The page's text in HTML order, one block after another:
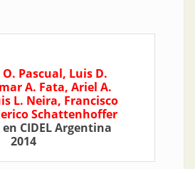
Pascual, Luis D.
A. Fata, Ariel A.
L. Neira, Francisco
Schattenhoffer
CIDEL Argentina
2014